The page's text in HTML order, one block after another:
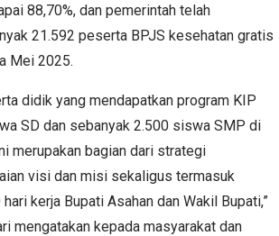
88,70%, dan pemerintah telah
21.592 peserta BPJS kesehatan gratis
Mei 2025.
didik yang mendapatkan program KIP
SD dan sebanyak 2.500 siswa SMP di
merupakan bagian dari strategi
visi dan misi sekaligus termasuk
kerja Bupati Asahan dan Wakil Bupati,”
mengatakan kepada masyarakat dan